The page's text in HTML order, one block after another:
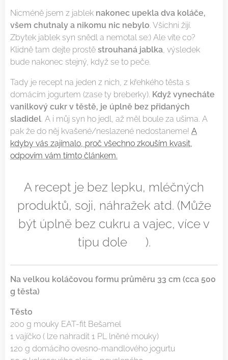
Nicméně jsem z jablek nakonec upekla dva koláče,
všem chutnaly a nikomu nic nebylo. Všichni žijí.
Zbytek jablek syn snědl a nemotal se:) Ale víte co?
Klidně tam dejte prostě strouhaná jablka, výsledek
bude nakonec stejný, když se to peče.
Tady je recept na jeden z nich, z křehkého těsta s
domácím jogurtem (zase ty breberky). Když vynecháte
vanilkový cukr v těstě, je úplně bez přidaných
sladidel. A i můj syn ho jedl, až měl boule za ušima. A
pak že do něj kvašené/neslazené nedostaneme! A
kdyby vás zajímalo, proč všechno zkouším kvasit,
odpovím vám tímto článkem.
A recept je bez lepku, mléčných
produktů, soji, náhražek atd. (Může
být úplně bez cukru a vajec, více v
tipu dole ⬇).
Na velkou koláčovou formu průměru 33 cm (cca 500
g těsta)
Těsto
200 g mouky EAT-fit Bešamel
1 vajíčko ( lze nahradit 1 PL lněné mouky)
120 g domácího ovesno-mandlového jogurtu